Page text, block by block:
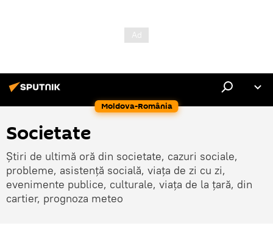
Moldova-România
Societate
Știri de ultimă oră din societate, cazuri sociale,
probleme, asistență socială, viața de zi cu zi,
evenimente publice, culturale, viața de la țară, din
cartier, prognoza meteo